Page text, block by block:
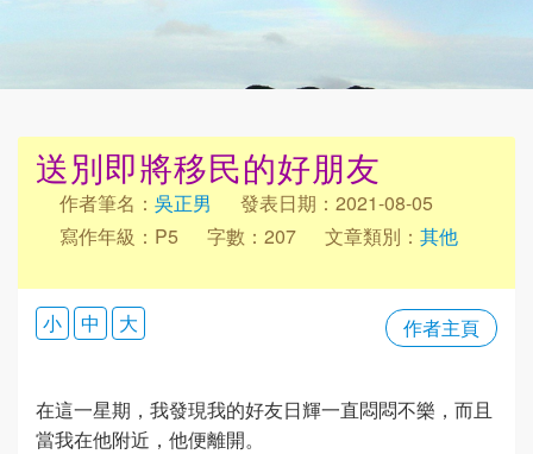
送別即將移民的好朋友
作者筆名： 吳正男
發表日期：2021-08-05
寫作年級：P5
字數：207 文章類別： 其他
作者主頁
小 中 大
在這一星期，我發現我的好友日輝一直悶悶不樂，而且
當我在他附近，他便離開。